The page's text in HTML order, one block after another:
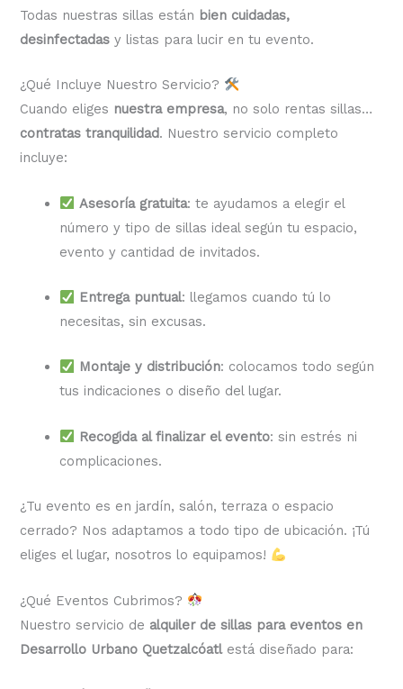
Todas nuestras sillas están bien cuidadas,
desinfectadas y listas para lucir en tu evento.
¿Qué Incluye Nuestro Servicio?
Cuando eliges nuestra empresa, no solo rentas sillas…
contratas tranquilidad. Nuestro servicio completo
incluye:
Asesoría gratuita: te ayudamos a elegir el
número y tipo de sillas ideal según tu espacio,
evento y cantidad de invitados.
Entrega puntual: llegamos cuando tú lo
necesitas, sin excusas.
Montaje y distribución: colocamos todo según
tus indicaciones o diseño del lugar.
Recogida al finalizar el evento: sin estrés ni
complicaciones.
¿Tu evento es en jardín, salón, terraza o espacio
cerrado? Nos adaptamos a todo tipo de ubicación. ¡Tú
eliges el lugar, nosotros lo equipamos!
¿Qué Eventos Cubrimos?
Nuestro servicio de alquiler de sillas para eventos en
Desarrollo Urbano Quetzalcóatlestá diseñado para: